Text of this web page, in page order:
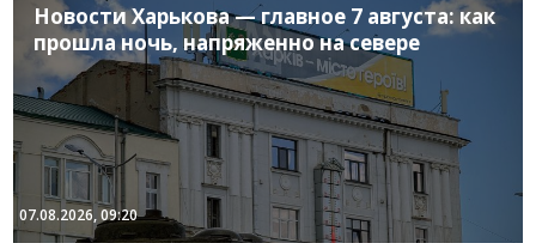
Новости Харькова — главное 7 августа: как
прошла ночь, напряженно на севере
07.08.2026, 09:20